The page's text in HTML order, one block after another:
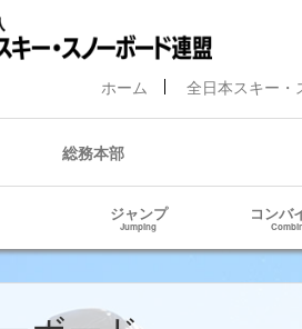
ホーム 全日本スキー・
総務本部
ジャンプ
Jumping
コンバ